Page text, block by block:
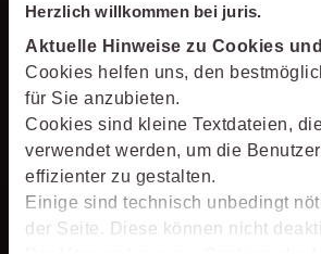
Herzlich willkommen bei juris.
Aktuelle Hinweise zu Cookies
Cookies helfen uns, den
für Sie anzubieten.
Cookies sind kleine Textdateien,
verwendet werden, um die
effizienter zu gestalten.
Einige sind technisch unbedingt
der Seite. Diese können nicht
Texte blitzschnell erstellen
Die juris KI-Suite erstellt in Sekunden
Schriftsätze, Stellungnahmen und andere
verarbeiten Sie Rechercheergebnisse um
weiter als bislang.